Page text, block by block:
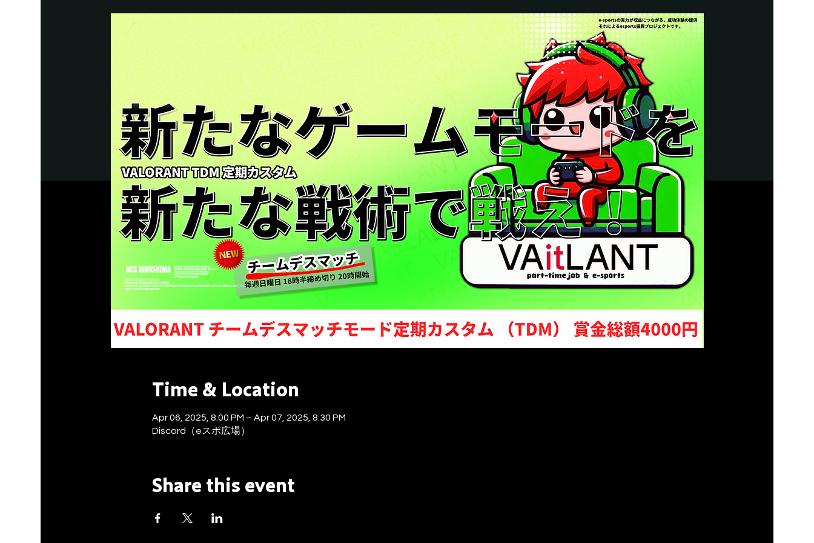
Time & Location
Apr 06, 2025, 8:00 PM – Apr 07, 2025, 8:30 PM
Discord（eスポ広場）
Share this event